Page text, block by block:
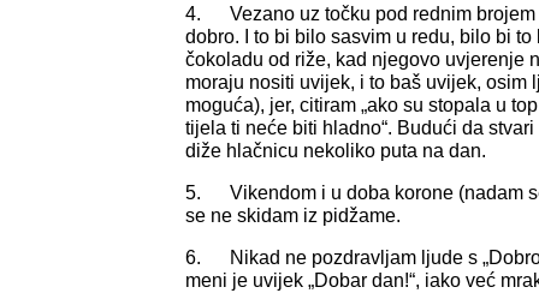
4. Vezano uz točku pod rednim brojem
dobro. I to bi bilo sasvim u redu, bilo bi
čokoladu od riže, kad njegovo uvjerenje
moraju nositi uvijek, i to baš uvijek, osim
moguća), jer, citiram „ako su stopala u
tijela ti neće biti hladno“. Budući da
diže hlačnicu nekoliko puta na dan.
5. Vikendom i u doba korone (nadam
se ne skidam iz pidžame.
6. Nikad ne pozdravljam ljude s „Dobro
meni je uvijek „Dobar dan!“, iako već